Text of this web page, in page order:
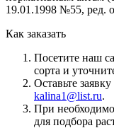
19.01.1998 №55, ред.
Как заказать
Посетите наш
сорта и
Оставьте
kalina1@list.ru.
При
для подбора